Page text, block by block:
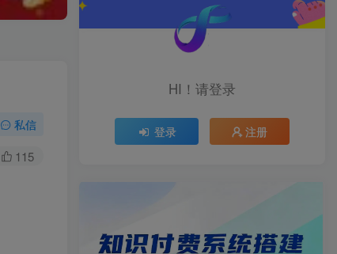
私信
115
HI！请登录
登录 注册